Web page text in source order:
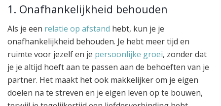
1. Onafhankelijkheid behouden
Als je een relatie op afstand hebt, kun je je
onafhankelijkheid behouden. Je hebt meer tijd en
ruimte voor jezelf en je persoonlijke groei, zonder dat
je je altijd hoeft aan te passen aan de behoeften van je
partner. Het maakt het ook makkelijker om je eigen
doelen na te streven en je eigen leven op te bouwen,